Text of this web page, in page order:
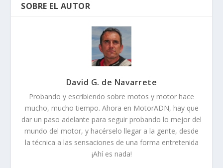
SOBRE EL AUTOR
David G. de Navarrete
Probando y escribiendo sobre motos y motor hace
mucho, mucho tiempo. Ahora en MotorADN, hay que
dar un paso adelante para seguir probando lo mejor del
mundo del motor, y hacérselo llegar a la gente, desde
la técnica a las sensaciones de una forma entretenida
¡Ahí es nada!